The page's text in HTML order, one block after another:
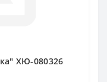
ХЮ-080326